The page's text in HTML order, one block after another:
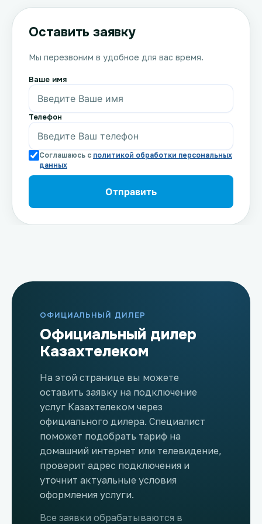
Оставить заявку
Мы перезвоним в удобное для вас время.
Ваше имя
Телефон
Соглашаюсь с политикой обработки персональных
данных
ОФИЦИАЛЬНЫЙ ДИЛЕР
Официальный дилер
Казахтелеком
На этой странице вы можете
оставить заявку на подключение
услуг Казахтелеком через
официального дилера. Специалист
поможет подобрать тариф на
домашний интернет или телевидение,
проверит адрес подключения и
уточнит актуальные условия
оформления услуги.
Все заявки обрабатываются в